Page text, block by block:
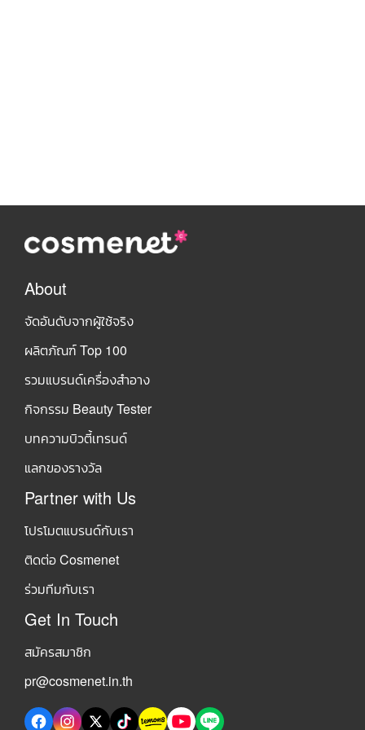
About
จัดอันดับจากผู้ใช้จริง
ผลิตภัณฑ์ Top 100
รวมแบรนด์เครื่องสำอาง
กิจกรรม Beauty Tester
บทความบิวตี้เทรนด์
แลกของรางวัล
Partner with Us
โปรโมตแบรนด์กับเรา
ติดต่อ Cosmenet
ร่วมทีมกับเรา
Get In Touch
สมัครสมาชิก
pr@cosmenet.in.th